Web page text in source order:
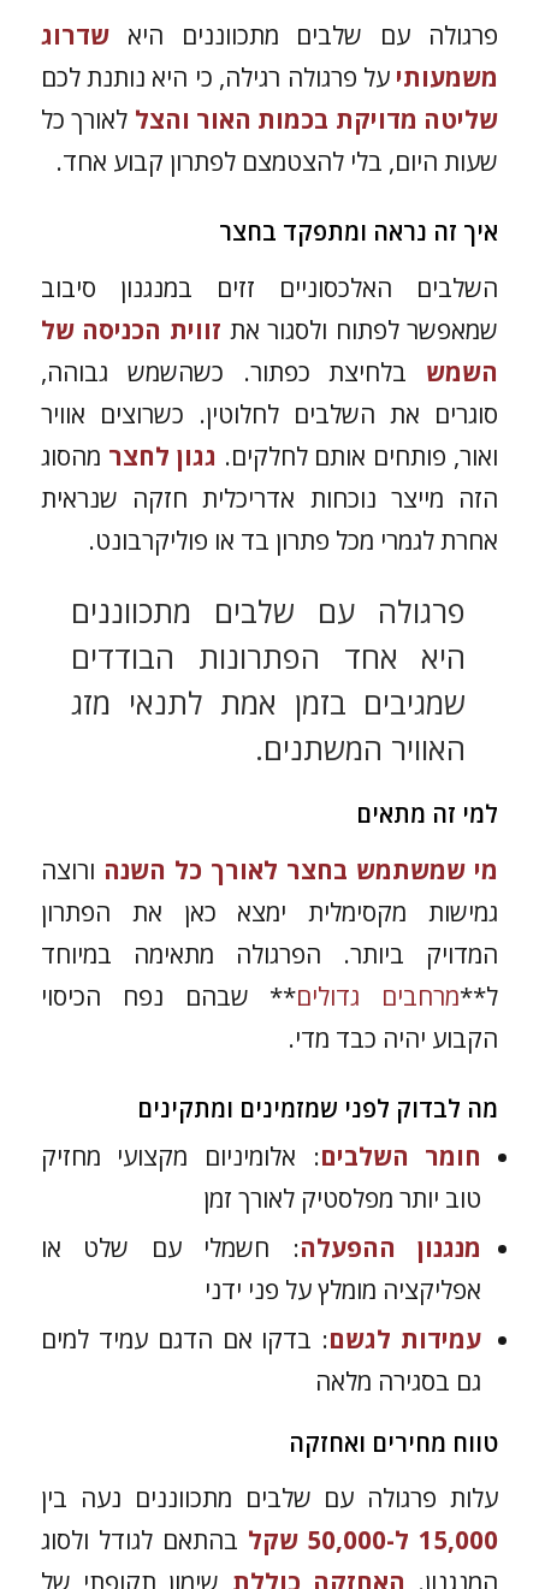
פרגולה עם שלבים מתכווננים היאשדרוג
משמעותי על פרגולה רגילה, כי היא נותנת לכם
שליטה מדויקת בכמות האור והצל לאורך כל
שעות היום, בלי להצטמצם לפתרון קבוע אחד.
איך זה נראה ומתפקד בחצר
השלבים האלכסוניים זזים במנגנון סיבוב
שמאפשר לפתוח ולסגור את זווית הכניסה של
השמש בלחיצת כפתור. כשהשמש גבוהה,
סוגרים את השלבים לחלוטין. כשרוצים אוויר
ואור, פותחים אותם לחלקים. גגון לחצר מהסוג
הזה מייצר נוכחות אדריכלית חזקה שנראית
אחרת לגמרי מכל פתרון בד או פוליקרבונט.
פרגולה עם שלבים מתכווננים
היא אחד הפתרונות הבודדים
שמגיבים בזמן אמת לתנאי מזג
האוויר המשתנים.
למי זה מתאים
מי שמשתמש בחצר לאורך כל השנה ורוצה
גמישות מקסימלית ימצא כאן את הפתרון
המדויק ביותר. הפרגולה מתאימה במיוחד
ל**מרחבים גדולים** שבהם נפח הכיסוי
הקבוע יהיה כבד מדי.
מה לבדוק לפני שמזמינים ומתקינים
חומר השלבים: אלומיניום מקצועי מחזיק
טוב יותר מפלסטיק לאורך זמן
מנגנון ההפעלה: חשמלי עם שלט או
אפליקציה מומלץ על פני ידני
עמידות לגשם: בדקו אם הדגם עמיד למים
גם בסגירה מלאה
טווח מחירים ואחזקה
עלות פרגולה עם שלבים מתכווננים נעה בין
15,000 ל-50,000 שקל
בהתאם לגודל ולסוג
המנגנון. האחזקה כוללת שימון תקופתי של